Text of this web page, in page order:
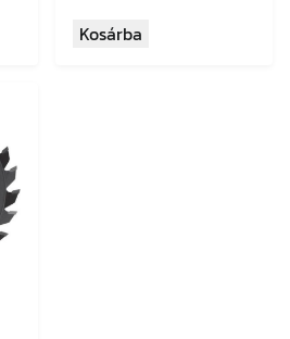
Kosárba